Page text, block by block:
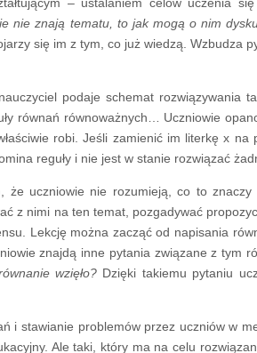
nie znają tematu, to jak mogą o nim
się im z tym, co już wiedzą. Wzbudza
podaje schemat rozwiązywania
równań równoważnych… Uczniowie
robi. Jeśli zamienić im literkę x
reguły i nie jest w stanie rozwiązać
uczniowie nie rozumieją, co to znaczy
z nimi na ten temat, pozgadywać
Lekcję można zacząć od napisania
znajdą inne pytania związane z tym
wzięło? Dzięki takiemu pytaniu
i stawianie problemów przez uczniów w
Ale taki, który ma na celu